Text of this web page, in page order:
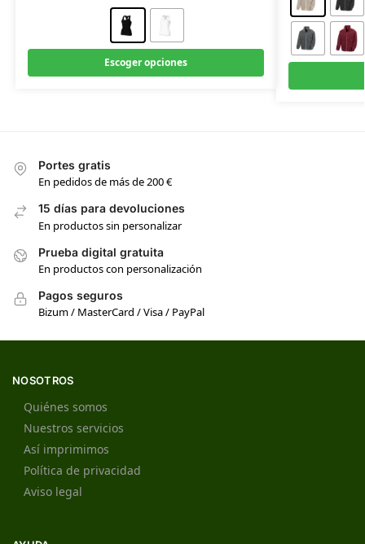
Escoger opciones
Portes gratis
En pedidos de más de 200 €
15 días para devoluciones
En productos sin personalizar
Prueba digital gratuita
En productos con personalización
Pagos seguros
Bizum / MasterCard / Visa / PayPal
NOSOTROS
Quiénes somos
Nuestros servicios
Así imprimimos
Política de privacidad
Aviso legal